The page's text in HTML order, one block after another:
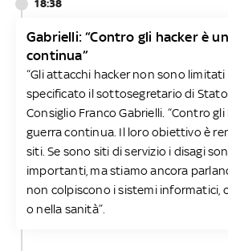
18:38
Gabrielli: “Contro gli hacker è
continua”
“Gli attacchi hacker non sono limitati
specificato il sottosegretario di Stato
Consiglio Franco Gabrielli. “Contro
guerra continua. Il loro obiettivo è
siti. Se sono siti di servizio i disagi
importanti, ma stiamo ancora
non colpiscono i sistemi informatici,
o nella sanità”.